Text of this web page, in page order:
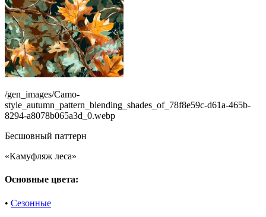
/gen_images/Camo-
style_autumn_pattern_blending_shades_of_78f8e59c-d61a-465b-
8294-a8078b065a3d_0.webp
Бесшовный паттерн
«Камуфляж леса»
Основные цвета:
• Сезонные